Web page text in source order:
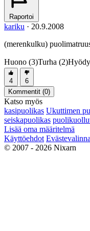
Raportoi
kariku · 20.9.2008
(merenkulku)
Huono (3)Turha (2)
4
6
Kommentit (0)
Katso myös
kasipuolikas Ukuttimen
seiskapuolikas
Lisää oma määritelmä
Käyttöehdot
© 2007 - 2026 Nixarn